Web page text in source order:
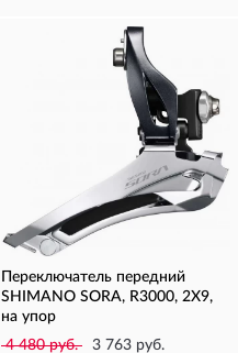
Переключатель передний
SHIMANO SORA, R3000, 2X9,
на упор
4 480 руб.
3 763 руб.